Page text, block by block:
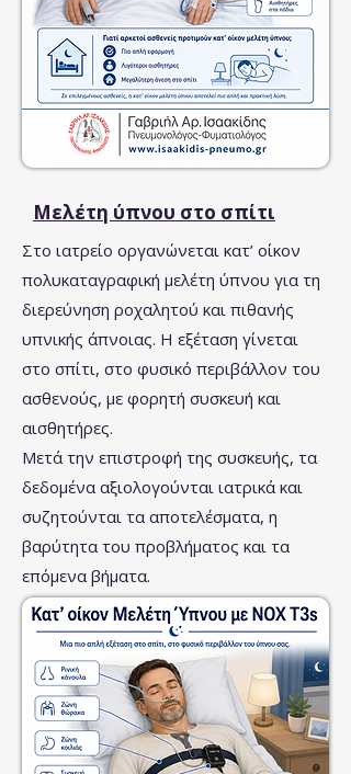
Μελέτη ύπνου στο σπίτι
Στο ιατρείο οργανώνεται κατ’ οίκον
πολυκαταγραφική μελέτη ύπνου για τη
διερεύνηση ροχαλητού και πιθανής
υπνικής άπνοιας. Η εξέταση γίνεται
στο σπίτι, στο φυσικό περιβάλλον του
ασθενούς, με φορητή συσκευή και
αισθητήρες.
Μετά την επιστροφή της συσκευής, τα
δεδομένα αξιολογούνται ιατρικά και
συζητούνται τα αποτελέσματα, η
βαρύτητα του προβλήματος και τα
επόμενα βήματα.